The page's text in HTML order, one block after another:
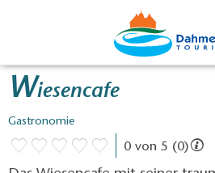
Wiesencafe
Gastronomie
0 von 5 (0)